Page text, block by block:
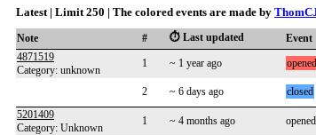
Latest | Limit 250 | The colored events are made by
Note # ⏱️ Last updated Event
4871519
Category: unknown
1 ~ 1 year ago opened
2 ~ 6 days ago closed
5201409
Category: Unknown
1 ~ 4 months ago opened